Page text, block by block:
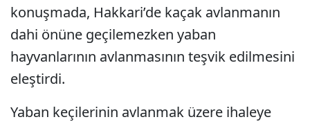
konuşmada, Hakkari’de kaçak avlanmanın
dahi önüne geçilemezken yaban
hayvanlarının avlanmasının teşvik edilmesini
eleştirdi.
Yaban keçilerinin avlanmak üzere ihaleye